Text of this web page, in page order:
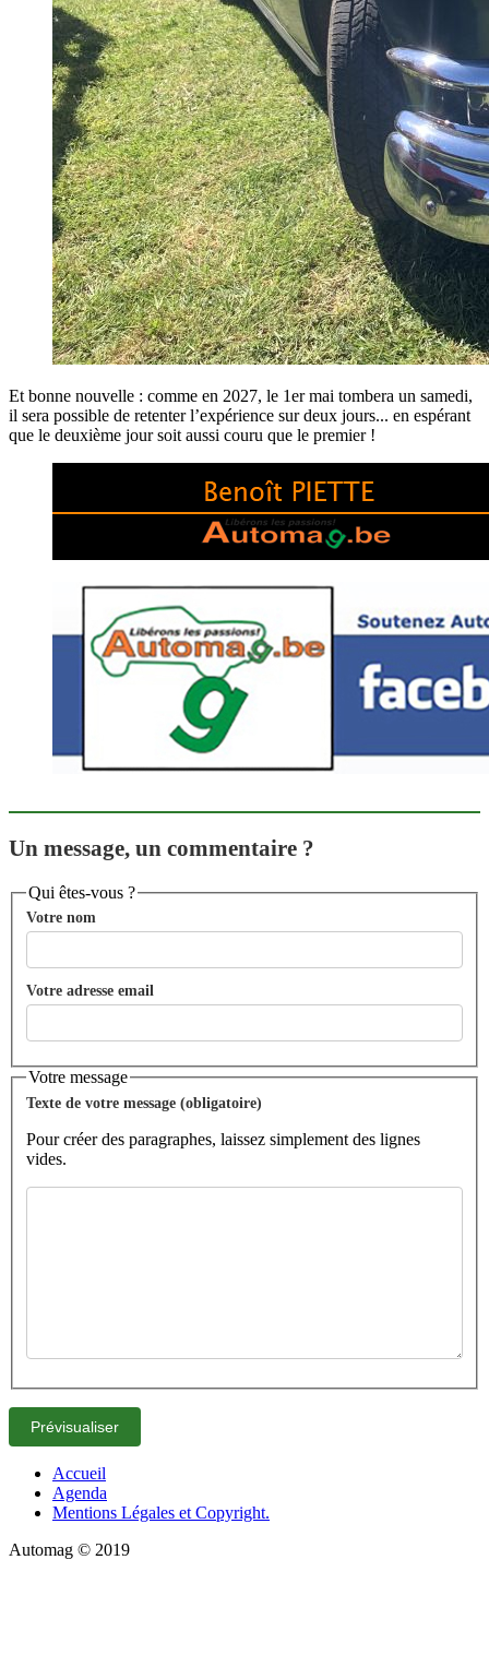
Et bonne nouvelle : comme en 2027, le 1er mai tombera un samedi,
il sera possible de retenter l’expérience sur deux jours... en espérant
que le deuxième jour soit aussi couru que le premier !
Un message, un commentaire ?
Qui êtes-vous ?
Votre nom
Votre adresse email
Votre message
Texte de votre message (obligatoire)
Pour créer des paragraphes, laissez simplement des lignes
vides.
Accueil
Agenda
Mentions Légales et Copyright.
Automag © 2019